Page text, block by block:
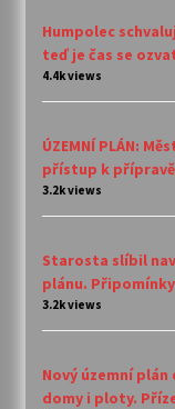
Humpolec
teď je čas se
4.4k views
ÚZEMNÍ PLÁN:
přístup k
3.2k views
Starosta slíbil
plánu.
3.2k views
Nový územní
domy i ploty.